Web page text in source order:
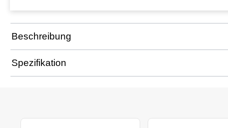
Beschreibung
Spezifikation